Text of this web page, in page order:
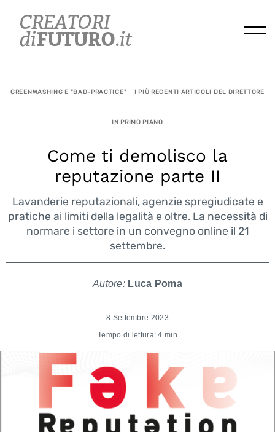
content
GREENWASHING E "BAD-PRACTICE" I PIÙ RECENTI ARTICOLI DEL DIRETTORE
IN PRIMO PIANO
Come ti demolisco la
reputazione parte II
Lavanderie reputazionali, agenzie spregiudicate e
pratiche ai limiti della legalità e oltre. La necessità di
normare i settore in un convegno online il 21
settembre.
Autore: Luca Poma
8 Settembre 2023
Tempo di lettura: 4 min